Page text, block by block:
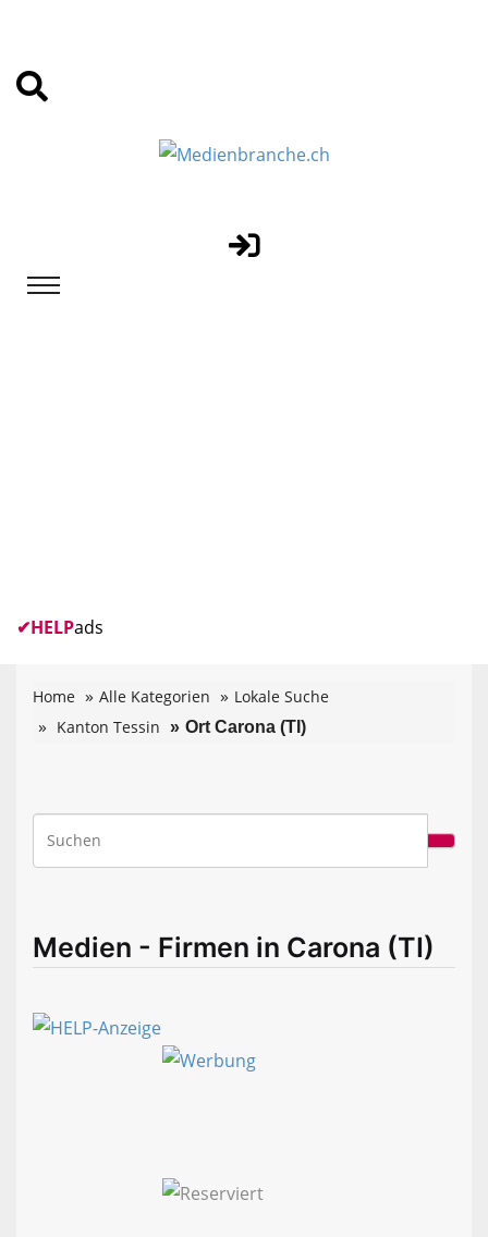
✔HELPads
Home Alle Kategorien
Lokale Suche
Kanton Tessin
Ort Carona (TI)
Medien - Firmen in Carona (TI)